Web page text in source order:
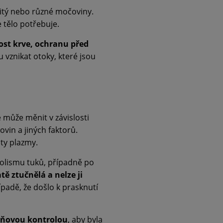
nebo různé močoviny.
tělo potřebuje.
krve, ochranu před
vznikat otoky, které jsou
může měnit v závislosti
a jiných faktorů.
plazmy.
tuků, případně po
ztučnělá a nelze ji
že došlo k prasknutí
kontrolou, aby byla